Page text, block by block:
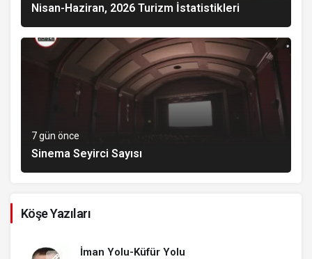
Nisan-Haziran, 2026 Turizm İstatistikleri
7 gün önce
Sinema Seyirci Sayısı
Köşe Yazıları
İman Yolu-Küfür Yolu